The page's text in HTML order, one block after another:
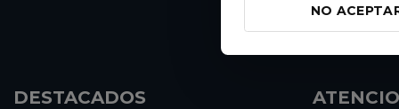
NO
DESTACADOS